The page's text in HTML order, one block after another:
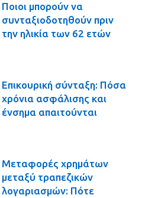
Ποιοι μπορούν να
συνταξιοδοτηθούν πριν
την ηλικία των 62 ετών
Επικουρική σύνταξη: Πόσα
χρόνια ασφάλισης και
ένσημα απαιτούνται
Μεταφορές χρημάτων
μεταξύ τραπεζικών
λογαριασμών: Πότε